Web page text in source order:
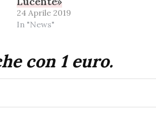
24 Aprile 2019
In "News"
con 1 euro.